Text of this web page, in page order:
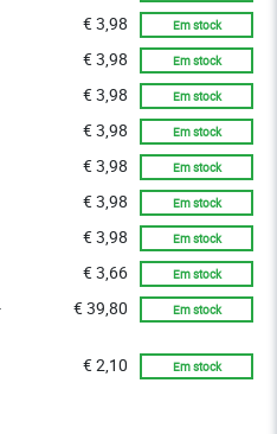
€ 3,98 Em stock
€ 3,98 Em stock
€ 3,98 Em stock
€ 3,98 Em stock
€ 3,98 Em stock
€ 3,98 Em stock
€ 3,98 Em stock
€ 3,66 Em stock
€ 39,80 Em stock
€ 2,10 Em stock